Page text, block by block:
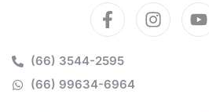
(66) 3544-2595
(66) 99634-6964